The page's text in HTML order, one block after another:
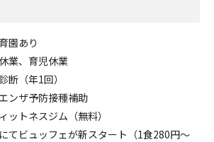
園あり
業、育児休業
断（年1回）
ンザ予防接種補助
ットネスジム（無料）
てビュッフェが新スタート（1食280円～